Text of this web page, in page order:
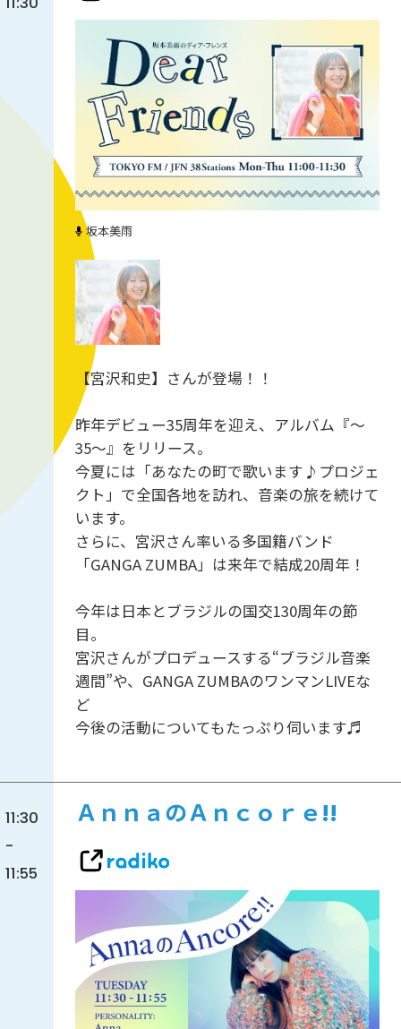
坂本美雨
【宮沢和史】さんが登場！！
昨年デビュー35周年を迎え、アルバム『～
35～』をリリース。
今夏には「あなたの町で歌います♪プロジェ
クト」で全国各地を訪れ、音楽の旅を続けて
います。
さらに、宮沢さん率いる多国籍バンド
「GANGA ZUMBA」は来年で結成20周年！
今年は日本とブラジルの国交130周年の節
目。
宮沢さんがプロデュースする“ブラジル音楽
週間”や、GANGA ZUMBAのワンマンLIVEな
ど
今後の活動についてもたっぷり伺います♬
11:30
-
11:55
ＡｎｎａのＡｎｃｏｒｅ!!